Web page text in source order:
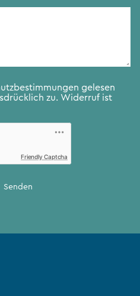
gelesen
zu. Widerruf ist
Friendly Captcha
Senden